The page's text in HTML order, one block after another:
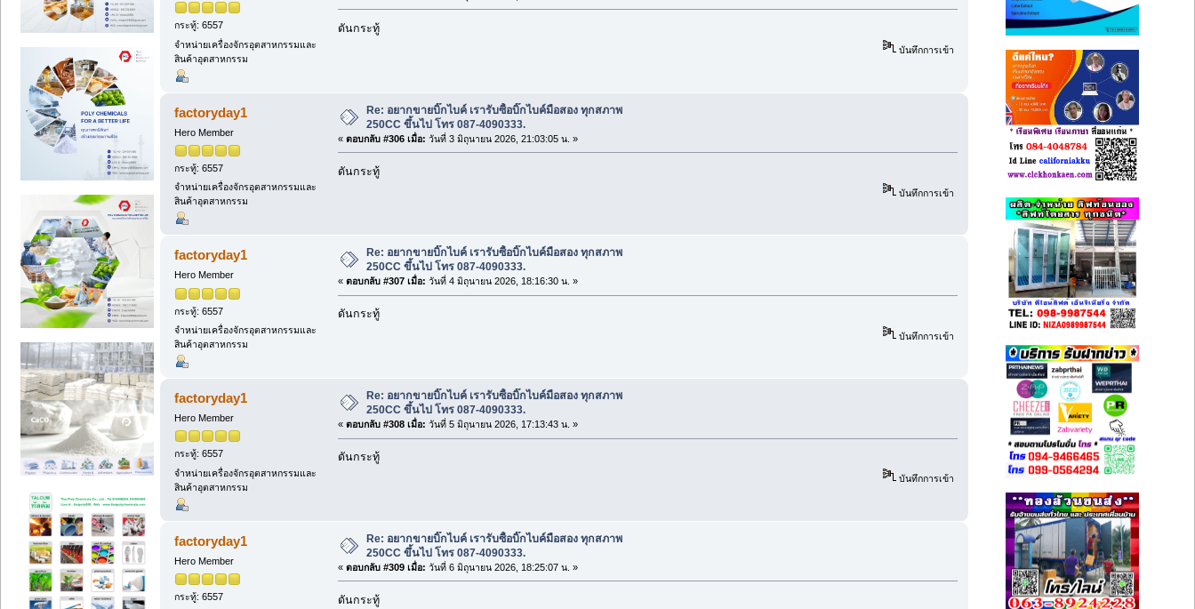
กระทู้: 6557
จำหน่ายเครื่องจักรอุตสาหกรรมและ
สินค้าอุตสาหกรรม
ดันกระทู้
บันทึกการเข้า
factoryday1
Hero Member
กระทู้: 6557
จำหน่ายเครื่องจักรอุตสาหกรรมและ
สินค้าอุตสาหกรรม
Re: อยากขายบิ๊กไบค์ เรารับซื้อบิ๊กไบค์มือสอง ทุกสภาพ
250CC ขึ้นไป โทร 087-4090333.
« ตอบกลับ #306 เมื่อ: วันที่ 3 มิถุนายน 2026, 21:03:05 น. »
ดันกระทู้
บันทึกการเข้า
factoryday1
Hero Member
กระทู้: 6557
จำหน่ายเครื่องจักรอุตสาหกรรมและ
สินค้าอุตสาหกรรม
Re: อยากขายบิ๊กไบค์ เรารับซื้อบิ๊กไบค์มือสอง ทุกสภาพ
250CC ขึ้นไป โทร 087-4090333.
« ตอบกลับ #307 เมื่อ: วันที่ 4 มิถุนายน 2026, 18:16:30 น. »
ดันกระทู้
บันทึกการเข้า
factoryday1
Hero Member
กระทู้: 6557
จำหน่ายเครื่องจักรอุตสาหกรรมและ
สินค้าอุตสาหกรรม
Re: อยากขายบิ๊กไบค์ เรารับซื้อบิ๊กไบค์มือสอง ทุกสภาพ
250CC ขึ้นไป โทร 087-4090333.
« ตอบกลับ #308 เมื่อ: วันที่ 5 มิถุนายน 2026, 17:13:43 น. »
ดันกระทู้
บันทึกการเข้า
factoryday1
Hero Member
กระทู้: 6557
Re: อยากขายบิ๊กไบค์ เรารับซื้อบิ๊กไบค์มือสอง ทุกสภาพ
250CC ขึ้นไป โทร 087-4090333.
« ตอบกลับ #309 เมื่อ: วันที่ 6 มิถุนายน 2026, 18:25:07 น. »
ดันกระทู้